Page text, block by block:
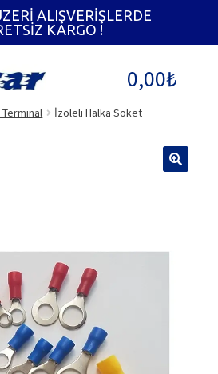
0,00₺
İzoleli Halka Soket
ALIŞVERİŞLERDE
KARGO !